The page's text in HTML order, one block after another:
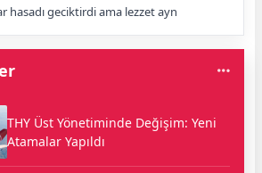
hasadı geciktirdi ama lezzet ayn
THY Üst Yönetiminde Değişim: Yeni
Atamalar Yapıldı